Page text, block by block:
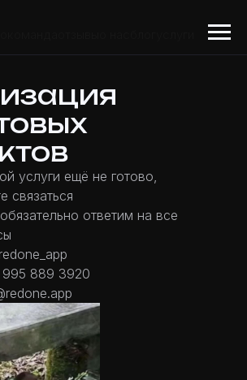
услуги ещё не готово,
связаться
ответим на все
995 889 3920